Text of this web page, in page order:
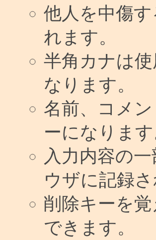
他人を中傷
れます。
半角カナは
なります。
名前、コメ
ーになります
入力内容の
ウザに記録
削除キーを
できます。